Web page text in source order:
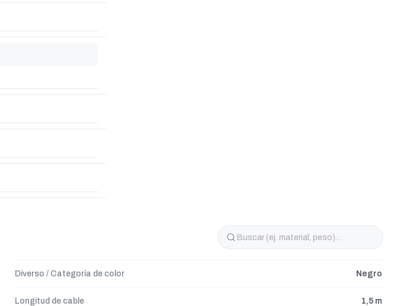
Diverso / Categoría de color Negro
Longitud de cable 1,5 m